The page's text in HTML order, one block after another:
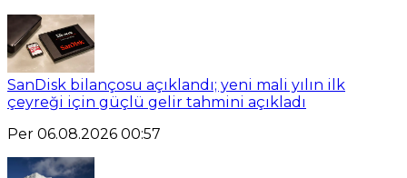
SanDisk bilançosu açıklandı; yeni mali yılın ilk
çeyreği için güçlü gelir tahmini açıkladı
Per 06.08.2026 00:57